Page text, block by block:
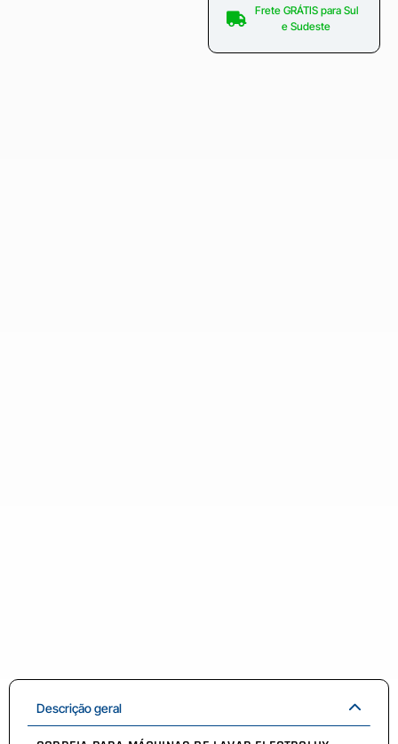
Frete GRÁTIS para Sul
e Sudeste
Descrição geral